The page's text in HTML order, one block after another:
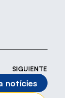
SIGUIENTE
notícies